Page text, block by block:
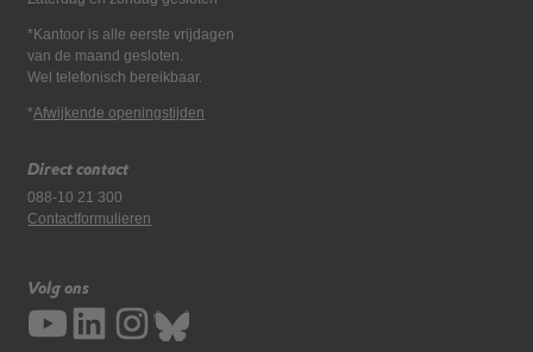
*Kantoor is alle eerste vrijdagen
van de maand gesloten.
Wel telefonisch bereikbaar.
*Afwijkende openingstijden
Direct contact
088-10 21 300
Contactformulieren
Volg ons